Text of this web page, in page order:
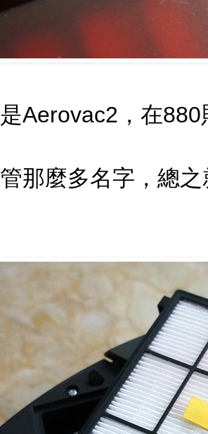
Aerovac2，在
那麼多名字，總